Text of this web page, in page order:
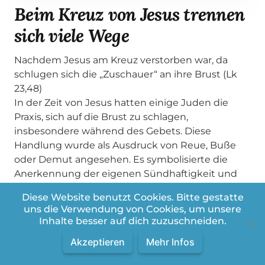
Beim Kreuz von Jesus trennen
sich viele Wege
Nachdem Jesus am Kreuz verstorben war, da
schlugen sich die „Zuschauer“ an ihre Brust (Lk
23,48)
In der Zeit von Jesus hatten einige Juden die
Praxis, sich auf die Brust zu schlagen,
insbesondere während des Gebets. Diese
Handlung wurde als Ausdruck von Reue, Buße
oder Demut angesehen. Es symbolisierte die
Anerkennung der eigenen Sündhaftigkeit und
Vergebung Gottes. Das Schlagen auf die Brust
wurde oft begleitet von Gebeten um Vergebung
Beim Kreuz von Jesus trennen sich die Wege der
Menschen. Die einen wenden sich spottend ab.
Diese Website benutzt Cookies. Bitte gestatte
uns die Verwendung von Cookies, um unsere
Inhalte besser auf dich zuzuschneiden.
Akzeptieren Mehr Infos